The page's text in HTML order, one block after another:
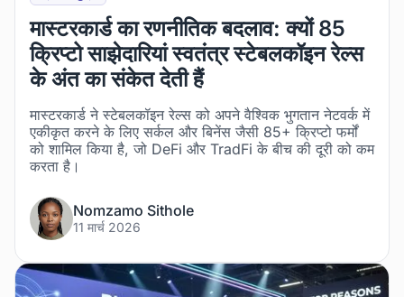
मास्टरकार्ड का रणनीतिक बदलाव: क्यों 85
क्रिप्टो साझेदारियां स्वतंत्र स्टेबलकॉइन रेल्स
के अंत का संकेत देती हैं
मास्टरकार्ड ने स्टेबलकॉइन रेल्स को अपने वैश्विक भुगतान नेटवर्क में
एकीकृत करने के लिए सर्कल और बिनेंस जैसी 85+ क्रिप्टो फर्मों
को शामिल किया है, जो DeFi और TradFi के बीच की दूरी को कम
करता है।
Nomzamo Sithole
11 मार्च 2026